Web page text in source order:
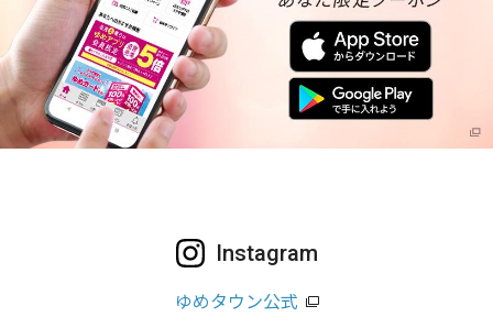
Instagram
ゆめタウン公式